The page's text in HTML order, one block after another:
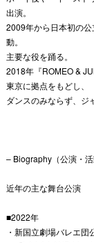
出演。
2009年から日本初の
動。
主要な役を踊る。
2018年『ROMEO &
東京に拠点をもどし、
ダンスのみならず、ジ
– Biography（公演・
近年の主な舞台公演
■2022年
・新国立劇場バレエ団